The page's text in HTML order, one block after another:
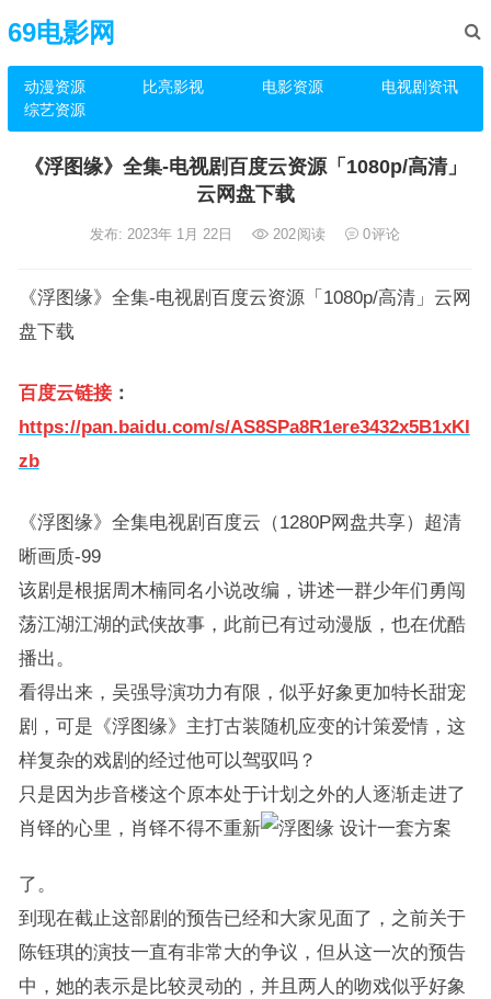
69电影网
动漫资源 比亮影视 电影资源
电视剧资讯
综艺资源
《浮图缘》全集-电视剧百度云资源「1080p/高清」
云网盘下载
发布: 2023年 1月 22日 202阅读 0评论
《浮图缘》全集-电视剧百度云资源「1080p/高清」云网
盘下载
百度云链接：
https://pan.baidu.com/s/AS8SPa8R1ere3432x5B1xKI
zb
《浮图缘》全集电视剧百度云（1280P网盘共享）超清
晰画质-99
该剧是根据周木楠同名小说改编，讲述一群少年们勇闯
荡江湖江湖的武侠故事，此前已有过动漫版，也在优酷
播出。
看得出来，吴强导演功力有限，似乎好象更加特长甜宠
剧，可是《浮图缘》主打古装随机应变的计策爱情，这
样复杂的戏剧的经过他可以驾驭吗？
只是因为步音楼这个原本处于计划之外的人逐渐走进了
肖铎的心里，肖铎不得不重新
设计一套方案
了。
到现在截止这部剧的预告已经和大家见面了，之前关于
陈钰琪的演技一直有非常大的争议，但从这一次的预告
中，她的表示是比较灵动的，并且两人的吻戏似乎好象